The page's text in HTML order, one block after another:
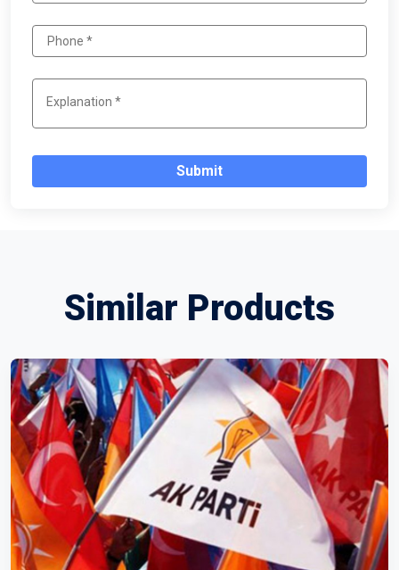
Submit
Similar Products